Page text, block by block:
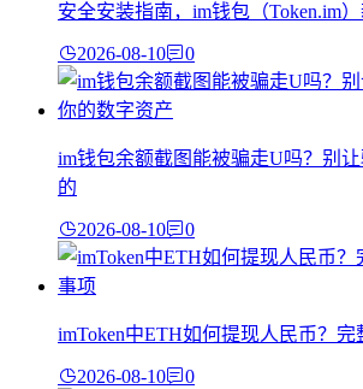
安全安装指南，im钱包（Token.im
2026-08-10 0
im钱包余额截图能被骗走U吗？别
的
2026-08-10 0
imToken中ETH如何提现人民币？完
2026-08-10 0